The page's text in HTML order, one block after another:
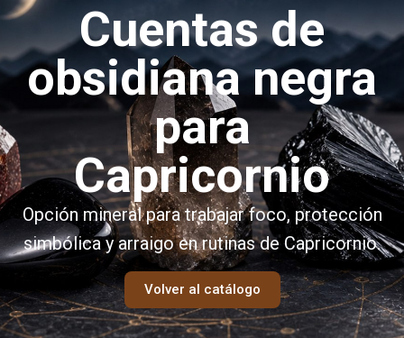
Cuentas de
obsidiana negra
para
Capricornio
Opción mineral para trabajar foco, protección
simbólica y arraigo en rutinas de Capricornio.
Volver al catálogo